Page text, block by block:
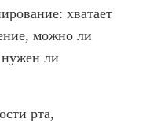
хватает
можно ли
нужен ли
рта,